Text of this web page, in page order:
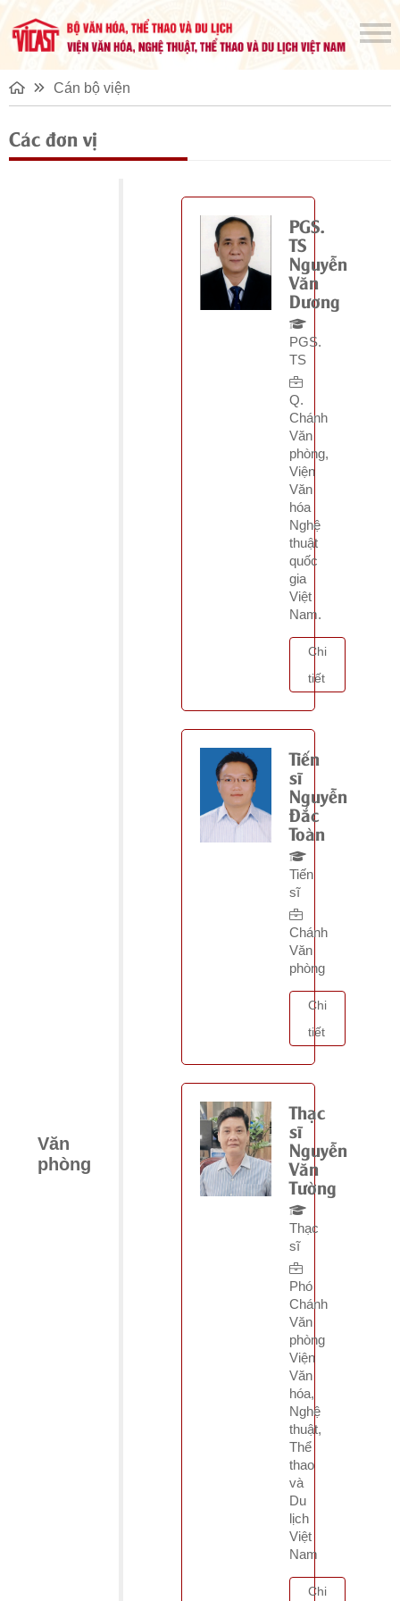
Cán bộ viện
Các đơn vị
Văn
phòng
PGS.
TS
Nguyễn
Văn
Dương
PGS.
TS
Q.
Chánh
Văn
phòng,
Viện
Văn
hóa
Nghệ
thuật
quốc
gia
Việt
Nam.
Chi
tiết
Tiến
sĩ
Nguyễn
Đắc
Toàn
Tiến
sĩ
Chánh
Văn
phòng
Chi
tiết
Thạc
sĩ
Nguyễn
Văn
Tường
Thạc
sĩ
Phó
Chánh
Văn
phòng
Viện
Văn
hóa,
Nghệ
thuật,
Thể
thao
và
Du
lịch
Việt
Nam
Chi